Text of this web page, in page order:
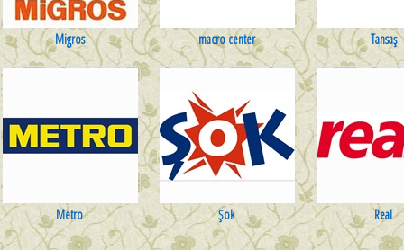
Migros macro center Tansaş
Metro Şok Real